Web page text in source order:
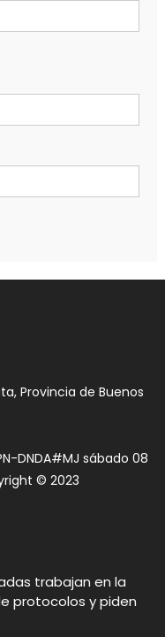
Provincia de Buenos
DNDA#MJ sábado 08
© 2023
trabajan en la
protocolos y piden